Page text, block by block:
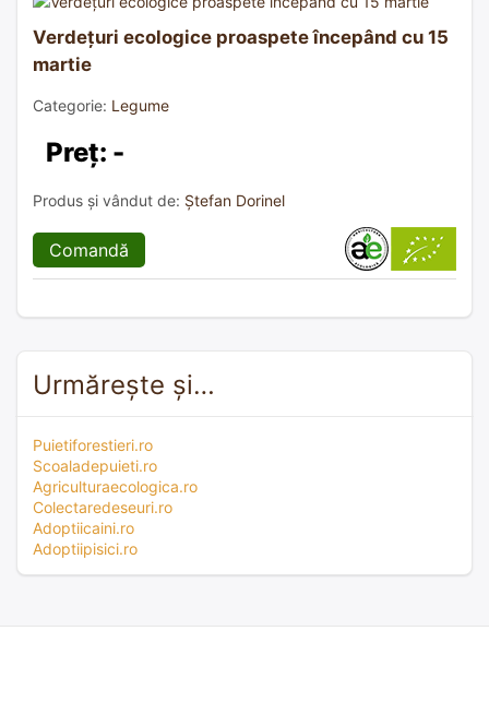
Verdețuri ecologice proaspete începând cu 15
martie
Categorie: Legume
Preț: -
Produs și vândut de: Ștefan Dorinel
Comandă
Urmărește și…
Puietiforestieri.ro
Scoaladepuieti.ro
Agriculturaecologica.ro
Colectaredeseuri.ro
Adoptiicaini.ro
Adoptiipisici.ro